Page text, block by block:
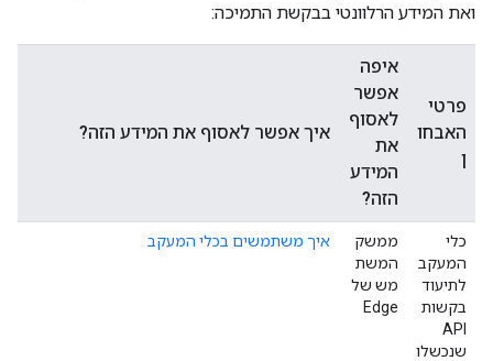
ואת המידע הרלוונטי בבקשת התמיכה:
פרטי
האבחו
ן
איפה
אפשר
לאסוף
את
המידע
הזה?
איך אפשר לאסוף את המידע הזה?
כלי
המעקב
לתיעוד
בקשות
API
שנכשלו
ממשק
המשת
מש של
Edge
איך משתמשים בכלי המעקב